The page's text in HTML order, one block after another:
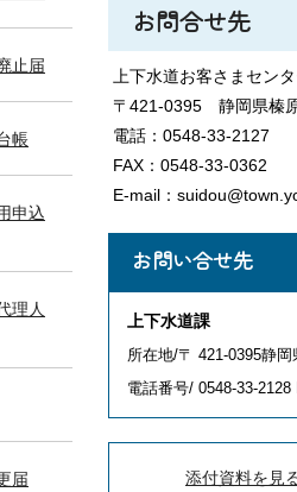
止届
帳
申込
理人
届
お問合せ先
上下水道お客さまセン
〒421-0395 静岡県榛
電話：0548-33-2127
FAX：0548-33-0362
E-mail：
お問い合せ先
上下水道課
所在地/〒 421-0395静
電話番号/ 0548-33-2128
添付資料を見